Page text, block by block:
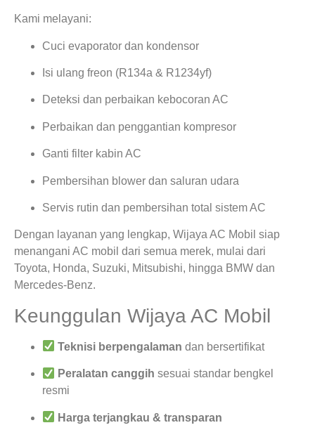
Kami melayani:
Cuci evaporator dan kondensor
Isi ulang freon (R134a & R1234yf)
Deteksi dan perbaikan kebocoran AC
Perbaikan dan penggantian kompresor
Ganti filter kabin AC
Pembersihan blower dan saluran udara
Servis rutin dan pembersihan total sistem AC
Dengan layanan yang lengkap, Wijaya AC Mobil siap
menangani AC mobil dari semua merek, mulai dari
Toyota, Honda, Suzuki, Mitsubishi, hingga BMW dan
Mercedes-Benz.
Keunggulan Wijaya AC Mobil
Teknisi berpengalaman dan bersertifikat
Peralatan canggih sesuai standar bengkel
resmi
Harga terjangkau & transparan